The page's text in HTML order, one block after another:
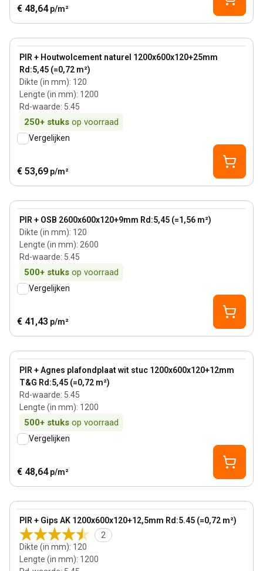
€ 48,64 p/m²
PIR + Houtwolcement naturel 1200x600x120+25mm
Rd:5,45 (=0,72 m²)
Dikte (in mm): 120
Lengte (in mm): 1200
Rd-waarde: 5.45
250+ stuks op voorraad
View product
Vergelijken
€ 53,69 p/m²
PIR + OSB 2600x600x120+9mm Rd:5,45 (=1,56 m²)
Dikte (in mm): 120
Lengte (in mm): 2600
Rd-waarde: 5.45
500+ stuks op voorraad
View product
Vergelijken
€ 41,43 p/m²
PIR + Agnes plafondplaat wit stuc 1200x600x120+12mm
T&G Rd:5,45 (=0,72 m²)
Rd-waarde: 5.45
Lengte (in mm): 1200
500+ stuks op voorraad
View product
Vergelijken
€ 48,64 p/m²
PIR + Gips AK 1200x600x120+12,5mm Rd:5.45 (=0,72 m²)
2
Dikte (in mm): 120
Lengte (in mm): 1200
View product